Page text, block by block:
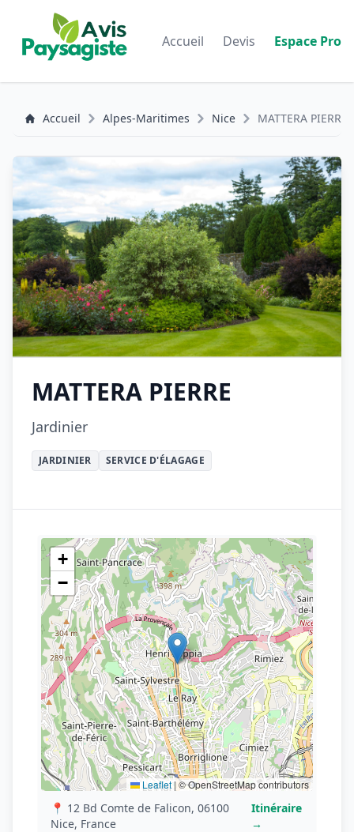
Accueil Devis Espace Pro
Accueil Alpes-Maritimes Nice MATTERA PIERRE
MATTERA PIERRE
Jardinier
JARDINIER SERVICE D'ÉLAGAGE
+
−
Leaflet | © OpenStreetMap contributors
📍 12 Bd Comte de Falicon, 06100
Nice, France
Itinéraire
→